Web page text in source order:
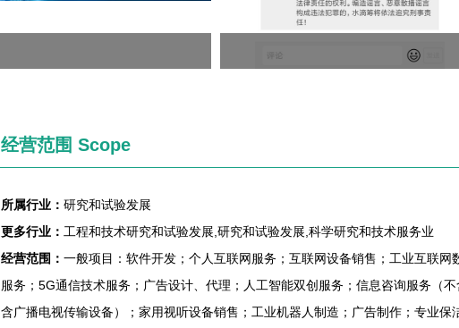
经营范围 Scope
所属行业： 研究和试验发展
更多行业： 工程和技术研究和试验发展,研究和试验发展,科学研究和技术服务业
经营范围： 一般项目：软件开发；个人互联网服务；互联网设备销售；工业互联
服务；5G通信技术服务；广告设计、代理；人工智能双创服务；信息咨询服务（
含广播电视传输设备）；家用视听设备销售；工业机器人制造；广告制作；专业